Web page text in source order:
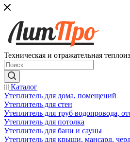
Техническая и отражательная
Каталог
Утеплитель для дома, помещений
Утеплитель для стен
Утеплитель для труб водопровода,
Утеплитель для потолка
Утеплитель для бани и сауны
Утеплитель для крыши, мансард,